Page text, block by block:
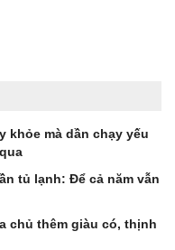
khỏe mà dần chạy yếu
tủ lạnh: Để cả năm vẫn
chủ thêm giàu có, thịnh